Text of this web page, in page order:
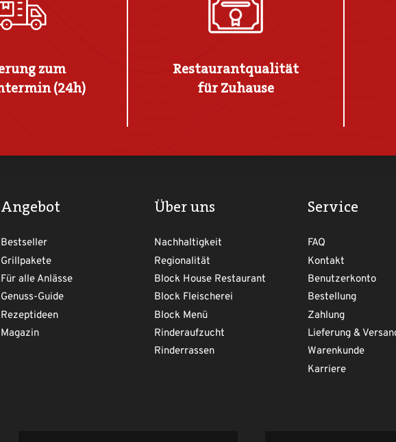
zum
(24h)
Restaurantqualität
für Zuhause
Angebot
Bestseller
Grillpakete
Für alle Anlässe
Genuss-Guide
Rezeptideen
Magazin
Über uns
Nachhaltigkeit
Regionalität
Block House Restaurant
Block Fleischerei
Block Menü
Rinderaufzucht
Rinderrassen
Service
FAQ
Kontakt
Benutzerkonto
Bestellung
Zahlung
Lieferung &
Warenkunde
Karriere